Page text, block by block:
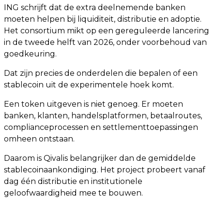
ING schrijft dat de extra deelnemende banken
moeten helpen bij liquiditeit, distributie en adoptie.
Het consortium mikt op een gereguleerde lancering
in de tweede helft van 2026, onder voorbehoud van
goedkeuring.
Dat zijn precies de onderdelen die bepalen of een
stablecoin uit de experimentele hoek komt.
Een token uitgeven is niet genoeg. Er moeten
banken, klanten, handelsplatformen, betaalroutes,
complianceprocessen en settlementtoepassingen
omheen ontstaan.
Daarom is Qivalis belangrijker dan de gemiddelde
stablecoinaankondiging. Het project probeert vanaf
dag één distributie en institutionele
geloofwaardigheid mee te bouwen.